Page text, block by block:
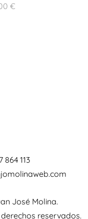
€
864 113
José Molina.
reservados.